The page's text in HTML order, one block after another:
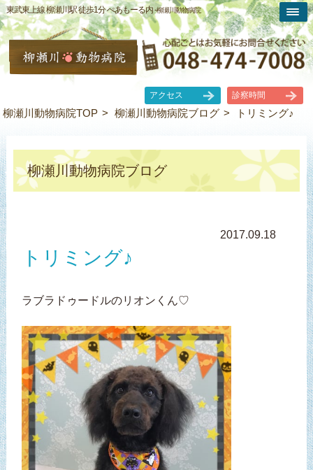
東武東上線 柳瀬川駅 徒歩1分 ぺあもーる内 -柳瀬川動物病院
アクセス 診察時間
柳瀬川動物病院TOP 柳瀬川動物病院ブログ トリミング♪
柳瀬川動物病院ブログ
2017.09.18
トリミング♪
ラブラドゥードルのリオンくん♡